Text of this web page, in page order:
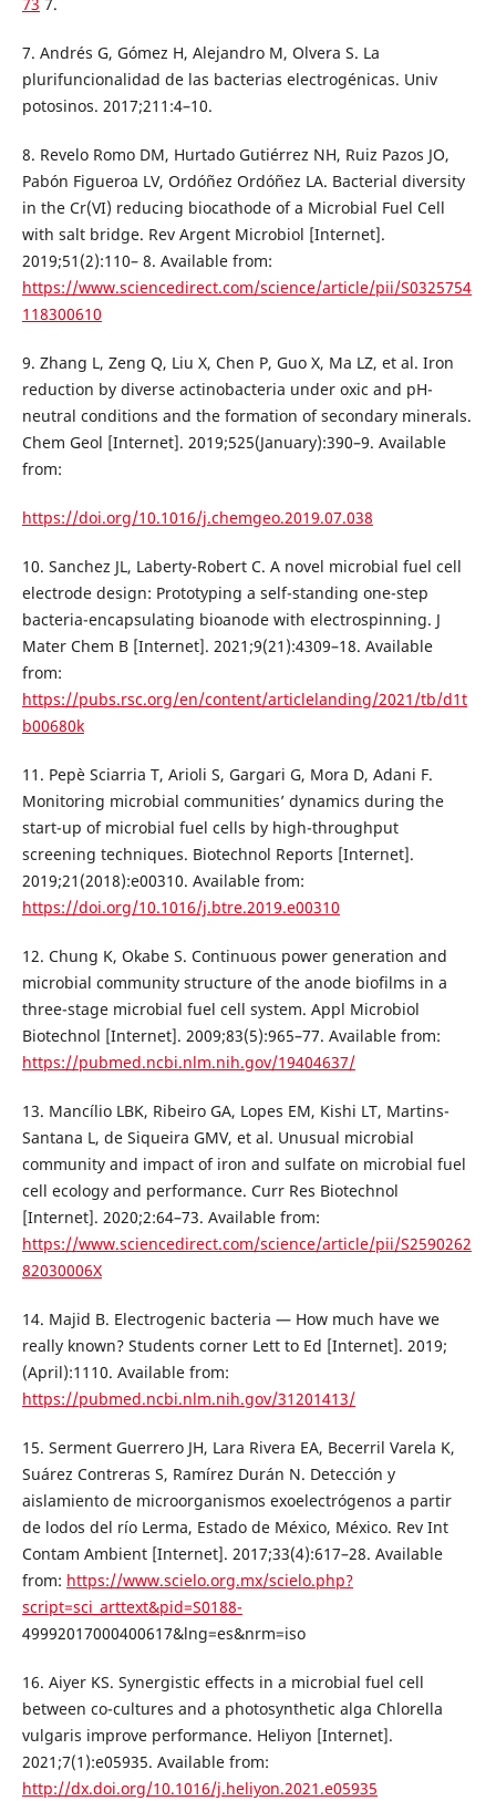
7. Andrés G, Gómez H, Alejandro M, Olvera S. La
plurifuncionalidad de las bacterias electrogénicas. Univ
potosinos. 2017;211:4–10.
8. Revelo Romo DM, Hurtado Gutiérrez NH, Ruiz Pazos JO,
Pabón Figueroa LV, Ordóñez Ordóñez LA. Bacterial diversity
in the Cr(VI) reducing biocathode of a Microbial Fuel Cell
with salt bridge. Rev Argent Microbiol [Internet].
2019;51(2):110– 8. Available from:
https://www.sciencedirect.com/science/article/pii/S0325754
118300610
9. Zhang L, Zeng Q, Liu X, Chen P, Guo X, Ma LZ, et al. Iron
reduction by diverse actinobacteria under oxic and pH-
neutral conditions and the formation of secondary minerals.
Chem Geol [Internet]. 2019;525(January):390–9. Available
from:
https://doi.org/10.1016/j.chemgeo.2019.07.038
10. Sanchez JL, Laberty-Robert C. A novel microbial fuel cell
electrode design: Prototyping a self-standing one-step
bacteria-encapsulating bioanode with electrospinning. J
Mater Chem B [Internet]. 2021;9(21):4309–18. Available
from:
https://pubs.rsc.org/en/content/articlelanding/2021/tb/d1t
b00680k
11. Pepè Sciarria T, Arioli S, Gargari G, Mora D, Adani F.
Monitoring microbial communities’ dynamics during the
start-up of microbial fuel cells by high-throughput
screening techniques. Biotechnol Reports [Internet].
2019;21(2018):e00310. Available from:
https://doi.org/10.1016/j.btre.2019.e00310
12. Chung K, Okabe S. Continuous power generation and
microbial community structure of the anode biofilms in a
three-stage microbial fuel cell system. Appl Microbiol
Biotechnol [Internet]. 2009;83(5):965–77. Available from:
https://pubmed.ncbi.nlm.nih.gov/19404637/
13. Mancílio LBK, Ribeiro GA, Lopes EM, Kishi LT, Martins-
Santana L, de Siqueira GMV, et al. Unusual microbial
community and impact of iron and sulfate on microbial fuel
cell ecology and performance. Curr Res Biotechnol
[Internet]. 2020;2:64–73. Available from:
https://www.sciencedirect.com/science/article/pii/S2590262
82030006X
14. Majid B. Electrogenic bacteria — How much have we
really known? Students corner Lett to Ed [Internet]. 2019;
(April):1110. Available from:
https://pubmed.ncbi.nlm.nih.gov/31201413/
15. Serment Guerrero JH, Lara Rivera EA, Becerril Varela K,
Suárez Contreras S, Ramírez Durán N. Detección y
aislamiento de microorganismos exoelectrógenos a partir
de lodos del río Lerma, Estado de México, México. Rev Int
Contam Ambient [Internet]. 2017;33(4):617–28. Available
from: https://www.scielo.org.mx/scielo.php?
script=sci_arttext&pid=S0188-
49992017000400617&lng=es&nrm=iso
16. Aiyer KS. Synergistic effects in a microbial fuel cell
between co-cultures and a photosynthetic alga Chlorella
vulgaris improve performance. Heliyon [Internet].
2021;7(1):e05935. Available from:
http://dx.doi.org/10.1016/j.heliyon.2021.e05935